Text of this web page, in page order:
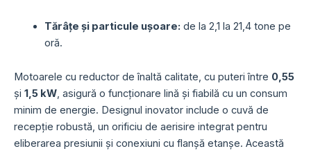
Tărâțe și particule ușoare: de la 2,1 la 21,4 tone pe
oră.
Motoarele cu reductor de înaltă calitate, cu puteri între 0,55
și 1,5 kW, asigură o funcționare lină și fiabilă cu un consum
minim de energie. Designul inovator include o cuvă de
recepție robustă, un orificiu de aerisire integrat pentru
eliberarea presiunii și conexiuni cu flanșă etanșe. Această